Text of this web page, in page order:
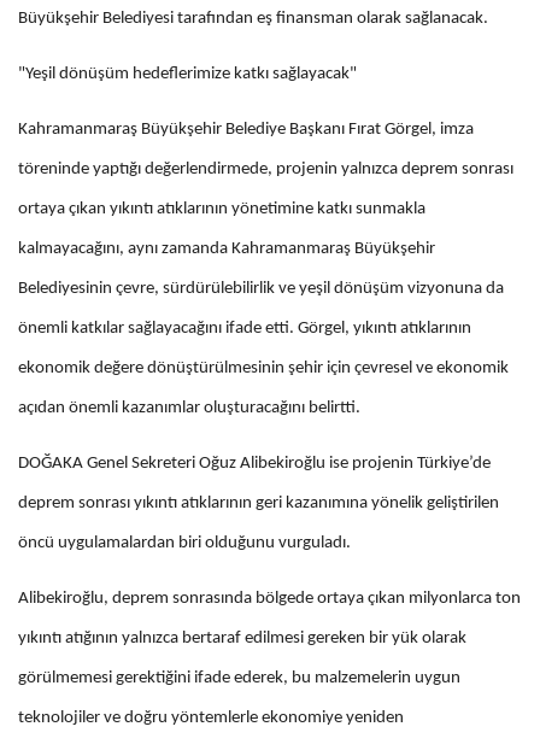
Büyükşehir Belediyesi tarafından eş finansman olarak sağlanacak.
"Yeşil dönüşüm hedeflerimize katkı sağlayacak"
Kahramanmaraş Büyükşehir Belediye Başkanı Fırat Görgel, imza
töreninde yaptığı değerlendirmede, projenin yalnızca deprem sonrası
ortaya çıkan yıkıntı atıklarının yönetimine katkı sunmakla
kalmayacağını, aynı zamanda Kahramanmaraş Büyükşehir
Belediyesinin çevre, sürdürülebilirlik ve yeşil dönüşüm vizyonuna da
önemli katkılar sağlayacağını ifade etti. Görgel, yıkıntı atıklarının
ekonomik değere dönüştürülmesinin şehir için çevresel ve ekonomik
açıdan önemli kazanımlar oluşturacağını belirtti.
DOĞAKA Genel Sekreteri Oğuz Alibekiroğlu ise projenin Türkiye’de
deprem sonrası yıkıntı atıklarının geri kazanımına yönelik geliştirilen
öncü uygulamalardan biri olduğunu vurguladı.
Alibekiroğlu, deprem sonrasında bölgede ortaya çıkan milyonlarca ton
yıkıntı atığının yalnızca bertaraf edilmesi gereken bir yük olarak
görülmemesi gerektiğini ifade ederek, bu malzemelerin uygun
teknolojiler ve doğru yöntemlerle ekonomiye yeniden